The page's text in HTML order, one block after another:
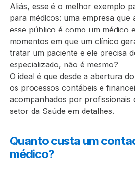
Aliás, esse é o melhor exemplo
para médicos: uma empresa que
esse público é como um médico
momentos em que um clínico
tratar um paciente e ele precisa
especializado, não é mesmo?
O ideal é que desde a abertura
os processos contábeis e
acompanhados por profissionais
setor da Saúde em detalhes.
Quanto custa um
médico?